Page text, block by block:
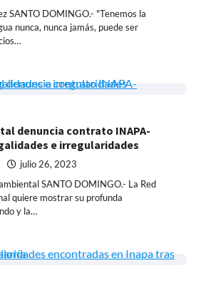
SANTO DOMINGO.- "Tenemos la
nunca, nunca jamás, puede ser
denuncia contrato INAPA-
e irregularidades
julio 26, 2023
SANTO DOMINGO.- La Red
quiere mostrar su profunda
y la…